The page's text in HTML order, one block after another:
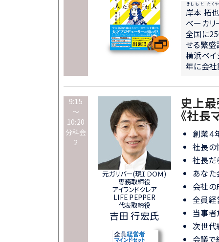
岸本 拓
きしもと たくや
べーカリ
全国に
せる繁盛
横浜ベイ
年に会社
9:15
～
10:20
分科会
2
元ガリバー(現ＩＤＯＭ)
専務取締役
アイランドクレア
LIFE PEPPER
代表取締役
吉田 行宏氏
史上
《社長
創業４
社長の
社長だ
あなた
会社の
全員経
当事
次世代
会議で